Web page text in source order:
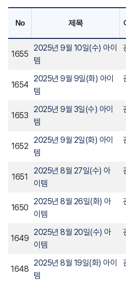
No 제목
1655
2025년 9월 10일(수) 아이
템
1654
2025년 9월 9일(화) 아이
템
1653
2025년 9월 3일(수) 아이
템
1652
2025년 9월 2일(화) 아이
템
1651
2025년 8월 27일(수) 아
이템
1650
2025년 8월 26일(화) 아
이템
1649
2025년 8월 20일(수) 아
이템
1648
2025년 8월 19일(화) 아이
템